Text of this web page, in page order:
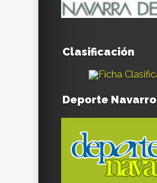
Clasificación
Deporte Navarro